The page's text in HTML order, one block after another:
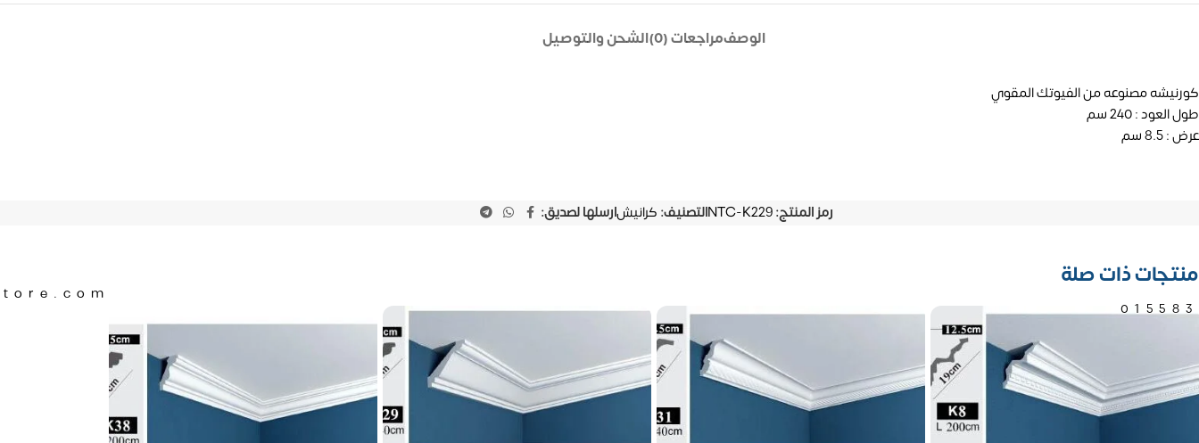
الوصفمراجعات (0) الشحن والتوصيل
كورنيشه مصنوعه من الفيوتك المقوي
طول العود : 240 سم
عرض : 8.5 سم
رمز المنتج:NTC-K229التصنيف: كرانيشارسلها لصديق:
منتجات ذات صلة